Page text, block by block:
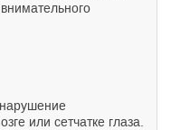
или сетчатке глаза.